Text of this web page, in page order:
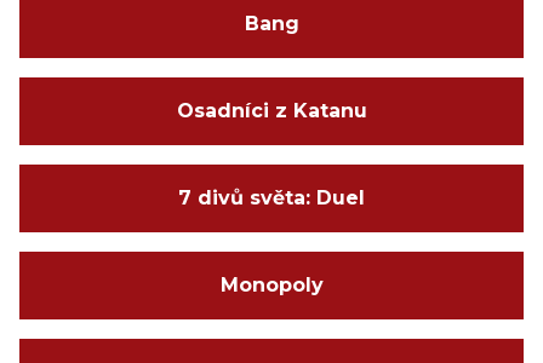
Bang
Osadníci z Katanu
7 divů světa: Duel
Monopoly